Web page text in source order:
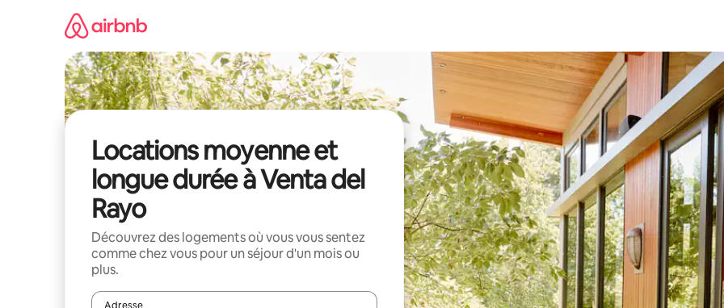
Locations moyenne et
longue durée à Venta del
Rayo
Découvrez des logements où vous vous sentez
comme chez vous pour un séjour d'un mois ou
plus.